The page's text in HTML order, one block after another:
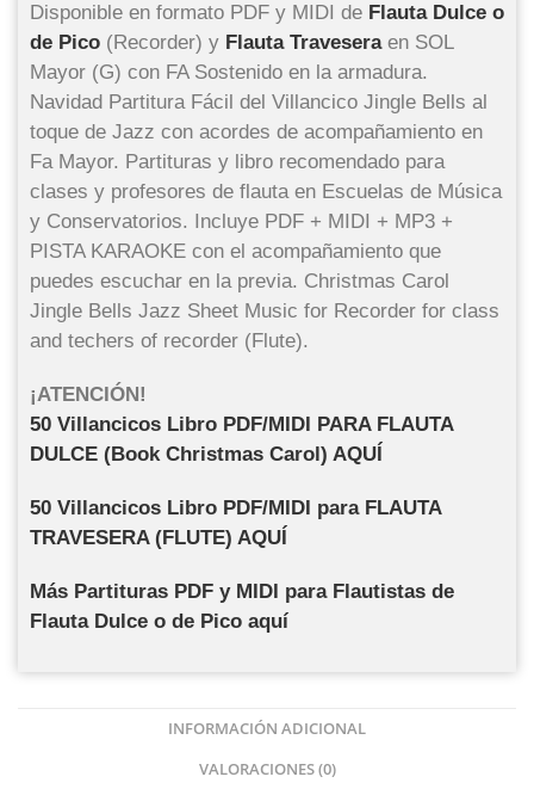
Disponible en formato PDF y MIDI de Flauta Dulce o
de Pico (Recorder) y Flauta Traveseraen SOL
Mayor (G) con FA Sostenido en la armadura.
Navidad Partitura Fácil del Villancico Jingle Bells al
toque de Jazz con acordes de acompañamiento en
Fa Mayor. Partituras y libro recomendado para
clases y profesores de flauta en Escuelas de Música
y Conservatorios. Incluye PDF + MIDI + MP3 +
PISTA KARAOKE con el acompañamiento que
puedes escuchar en la previa. Christmas Carol
Jingle Bells Jazz Sheet Music for Recorder for class
and techers of recorder (Flute).
¡ATENCIÓN!
50 Villancicos Libro PDF/MIDI PARA FLAUTA
DULCE (Book Christmas Carol) AQUÍ
50 Villancicos Libro PDF/MIDI para FLAUTA
TRAVESERA (FLUTE) AQUÍ
Más Partituras PDF y MIDI para Flautistas de
Flauta Dulce o de Pico aquí
INFORMACIÓN ADICIONAL
VALORACIONES (0)